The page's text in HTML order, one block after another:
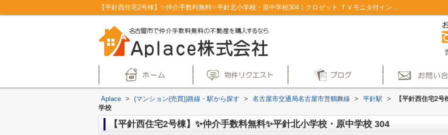
【平針西住宅2号棟】✨️仲介手数料無料✨️平針北小学校・原中学校304｜クロゼット ＴＶモニタ付インターホン システムキッチン 平面駐車場 フローリング｜仲介手数料無料！名古屋市で新築戸建てを探すならAplace
Aplace > (マンション(売買))路線・駅から探す > 名古屋市交通局名古屋市営鶴舞線 > 平針駅 >
【平針西住宅2
学校
【平針西住宅2号棟】✨️仲介手数料無料✨️平針北小学校・原中学校 304